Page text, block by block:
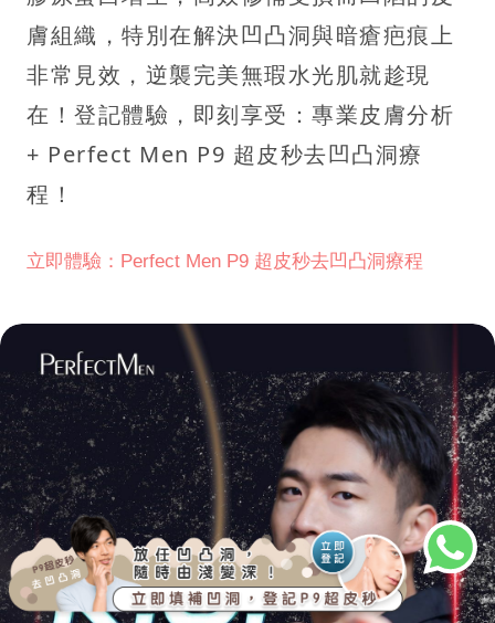
膚組織，特別在解決凹凸洞與暗瘡疤痕上
非常見效，逆襲完美無瑕水光肌就趁現
在！登記體驗，即刻享受：專業皮膚分析
+ Perfect Men P9 超皮秒去凹凸洞療
程！
立即體驗：Perfect Men P9 超皮秒去凹凸洞療程